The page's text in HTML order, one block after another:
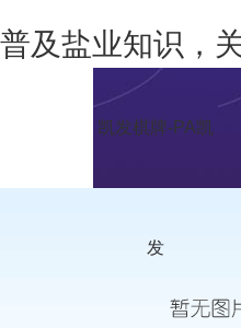
普及盐业知识，
凯发棋牌-PA凯
发